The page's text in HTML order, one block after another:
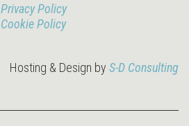
Privacy Policy
Cookie Policy
Hosting & Design by S-D Consulting